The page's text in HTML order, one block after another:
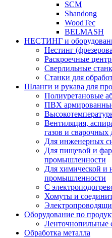
SCM
Shandong
WoodTec
BELMASH
НЕСТИНГ и
Нестинг
Раскроечные
Сверлильные
Станки для
Шланги и рукава для
Полиуретановые
ПВХ
Вентиляция,
газов и сварочных
Для инженерных
Для пищевой и
промышленности
Для химической и
промышленности
С
Хомуты и
Оборудование по
Ленточнопильные
Обработка металла